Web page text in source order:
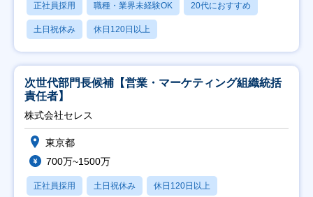
正社員採用 職種・業界未経験OK 20代におすすめ
土日祝休み 休日120日以上
次世代部門長候補【営業・マーケティング組織統括
責任者】
株式会社セレス
東京都
700万~1500万
正社員採用 土日祝休み 休日120日以上